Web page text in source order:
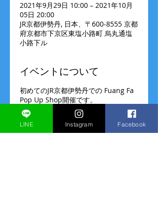
2021年9月29日 10:00 – 2021年10月
05日 20:00
JR京都伊勢丹, 日本、〒600-8555 京都
府京都市下京区東塩小路町 烏丸通塩
小路下ル
イベントについて
初めてのJR京都伊勢丹での Fuang Fa
Pop Up Shop開催です。
伊勢丹2階婦人雑貨プロモーションス
ペースでの販売です。
ご来店お待ちしております！
LINE Instagram Facebook